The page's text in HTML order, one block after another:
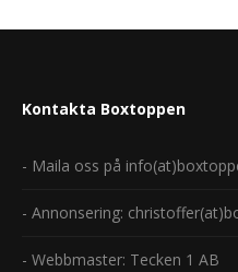
Kontakta Boxtoppen
- Maila oss på
- Annonsering:
- Webbmaster: Tecken 1 AB